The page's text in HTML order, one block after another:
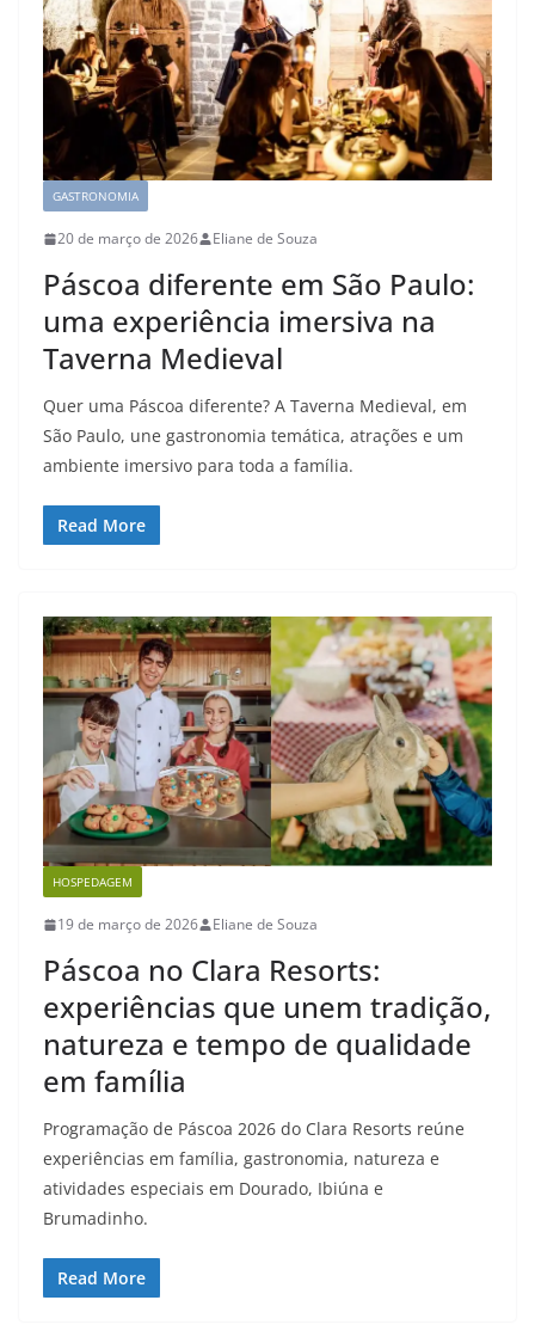
GASTRONOMIA
20 de março de 2026 Eliane de Souza
Páscoa diferente em São Paulo:
uma experiência imersiva na
Taverna Medieval
Quer uma Páscoa diferente? A Taverna Medieval, em
São Paulo, une gastronomia temática, atrações e um
ambiente imersivo para toda a família.
Read More
HOSPEDAGEM
19 de março de 2026 Eliane de Souza
Páscoa no Clara Resorts:
experiências que unem tradição,
natureza e tempo de qualidade
em família
Programação de Páscoa 2026 do Clara Resorts reúne
experiências em família, gastronomia, natureza e
atividades especiais em Dourado, Ibiúna e
Brumadinho.
Read More